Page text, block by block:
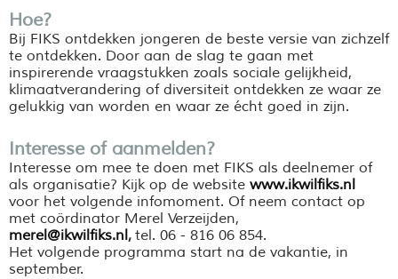
Hoe?
Bij FIKS ontdekken jongeren de beste versie van zichzelf
te ontdekken. Door aan de slag te gaan met
inspirerende vraagstukken zoals sociale gelijkheid,
klimaatverandering of diversiteit ontdekken ze waar ze
gelukkig van worden en waar ze écht goed in zijn.
Interesse of aanmelden?
Interesse om mee te doen met FIKS als deelnemer of
als organisatie? Kijk op de website www.ikwilfiks.nl
voor het volgende infomoment. Of neem contact op
met coördinator Merel Verzeijden,
merel@ikwilfiks.nl, tel. 06 - 816 06 854.
Het volgende programma start na de vakantie, in
september.